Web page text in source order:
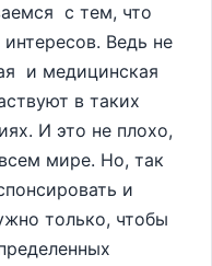
с тем, что
Ведь не
и медицинская
в таких
И это не плохо,
мире. Но, так
и
только, чтобы